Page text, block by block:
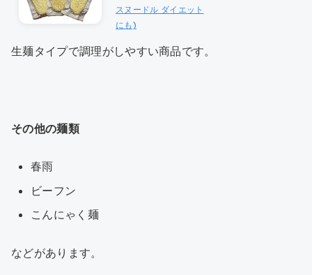
スヌードル ダイエット
にも)
生麺タイプで調理がしやすい商品です。
その他の麺類
春雨
ビーフン
こんにゃく麺
などがあります。